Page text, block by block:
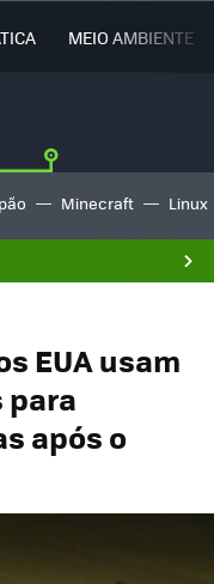
MEIO AMBIENTE
Minecraft Linux
EUA usam
após o